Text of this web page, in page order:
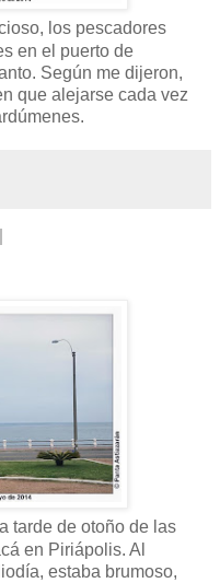
los pescadores
en el puerto de
Según me dijeron,
que alejarse cada vez
tarde de otoño de las
en Piriápolis. Al
estaba brumoso,